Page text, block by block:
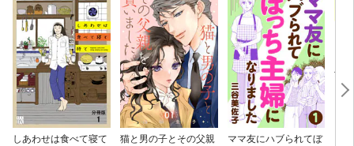
しあわせは食べて寝て
猫と男の子とその父親
ママ友にハブられてぼ